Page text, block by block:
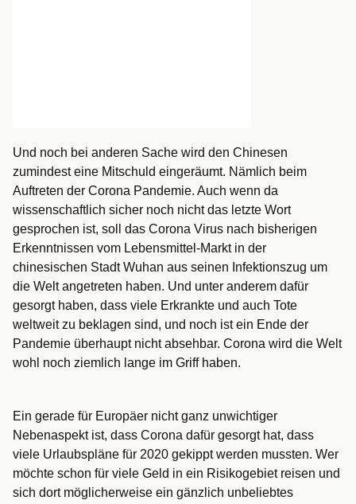
Und noch bei anderen Sache wird den Chinesen
zumindest eine Mitschuld eingeräumt. Nämlich beim
Auftreten der Corona Pandemie. Auch wenn da
wissenschaftlich sicher noch nicht das letzte Wort
gesprochen ist, soll das Corona Virus nach bisherigen
Erkenntnissen vom Lebensmittel-Markt in der
chinesischen Stadt Wuhan aus seinen Infektionszug um
die Welt angetreten haben. Und unter anderem dafür
gesorgt haben, dass viele Erkrankte und auch Tote
weltweit zu beklagen sind, und noch ist ein Ende der
Pandemie überhaupt nicht absehbar. Corona wird die Welt
wohl noch ziemlich lange im Griff haben.
Ein gerade für Europäer nicht ganz unwichtiger
Nebenaspekt ist, dass Corona dafür gesorgt hat, dass
viele Urlaubspläne für 2020 gekippt werden mussten. Wer
möchte schon für viele Geld in ein Risikogebiet reisen und
sich dort möglicherweise ein gänzlich unbeliebtes